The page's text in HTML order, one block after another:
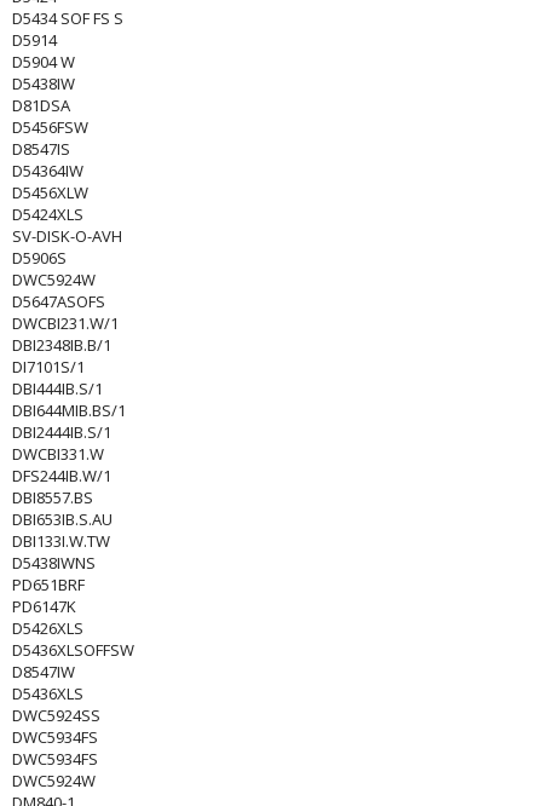
D5434 SOF FS S
D5914
D5904 W
D5438IW
D81DSA
D5456FSW
D8547IS
D54364IW
D5456XLW
D5424XLS
SV-DISK-O-AVH
D5906S
DWC5924W
D5647ASOFS
DWCBI231.W/1
DBI2348IB.B/1
DI7101S/1
DBI444IB.S/1
DBI644MIB.BS/1
DBI2444IB.S/1
DWCBI331.W
DFS244IB.W/1
DBI8557.BS
DBI653IB.S.AU
DBI133I.W.TW
D5438IWNS
PD651BRF
PD6147K
D5426XLS
D5436XLSOFFSW
D8547IW
D5436XLS
DWC5924SS
DWC5934FS
DWC5934FS
DWC5924W